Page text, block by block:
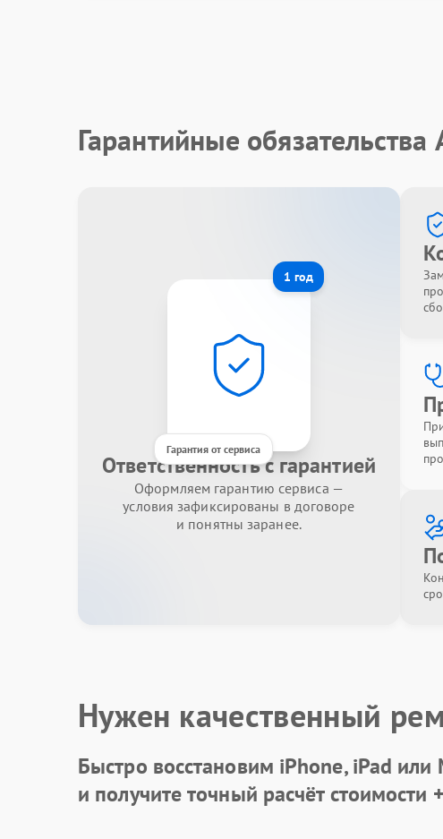
Гарантийные
1 год
Гарантия от сервиса
Ответственность с гарантией
Оформляем гарантию сервиса —
условия зафиксированы в договоре
и понятны заранее.
Нужен качественный
Быстро восстановим iPhone, iPad или
и получите точный расчёт стоимости +